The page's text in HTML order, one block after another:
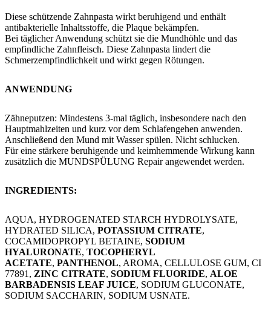
​Diese schützende Zahnpasta wirkt beruhigend und enthält
antibakterielle Inhaltsstoffe, die Plaque bekämpfen.
Bei täglicher Anwendung schützt sie die Mundhöhle und das
empfindliche Zahnfleisch. Diese Zahnpasta lindert die
Schmerzempfindlichkeit und wirkt gegen Rötungen.
ANWENDUNG
​Zähneputzen: Mindestens 3-mal täglich, insbesondere nach den
Hauptmahlzeiten und kurz vor dem Schlafengehen anwenden.
Anschließend den Mund mit Wasser spülen. Nicht schlucken.
Für eine stärkere beruhigende und keimhemmende Wirkung kann
zusätzlich die MUNDSPÜLUNG Repair angewendet werden.
​INGREDIENTS:
AQUA, HYDROGENATED STARCH HYDROLYSATE,
HYDRATED SILICA, POTASSIUM CITRATE,
COCAMIDOPROPYL BETAINE, SODIUM
HYALURONATE, TOCOPHERYL
ACETATE, PANTHENOL, AROMA, CELLULOSE GUM, CI
77891, ZINC CITRATE, SODIUM FLUORIDE, ALOE
BARBADENSIS LEAF JUICE, SODIUM GLUCONATE,
SODIUM SACCHARIN, SODIUM USNATE.